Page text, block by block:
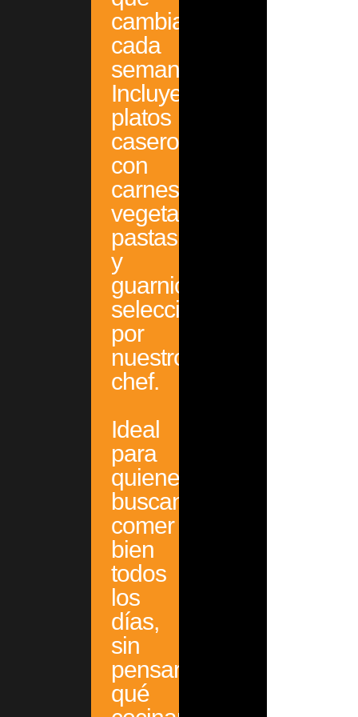
cambia
cada
semana.
Incluye
platos
caseros
con
carnes,
vegetales,
pastas
y
guarniciones
seleccionadas
por
nuestro
chef.
Ideal
para
quienes
buscan
comer
bien
todos
los
días,
sin
pensar
qué